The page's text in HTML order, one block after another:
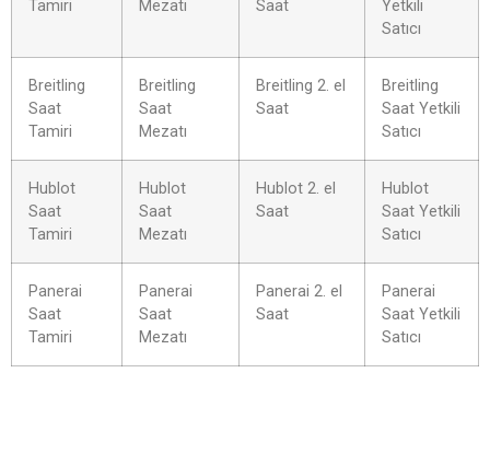
Tamiri
Mezatı
Saat
Yetkili
Satıcı
Breitling
Saat
Tamiri
Breitling
Saat
Mezatı
Breitling 2. el
Saat
Breitling
Saat Yetkili
Satıcı
Hublot
Saat
Tamiri
Hublot
Saat
Mezatı
Hublot 2. el
Saat
Hublot
Saat Yetkili
Satıcı
Panerai
Saat
Tamiri
Panerai
Saat
Mezatı
Panerai 2. el
Saat
Panerai
Saat Yetkili
Satıcı